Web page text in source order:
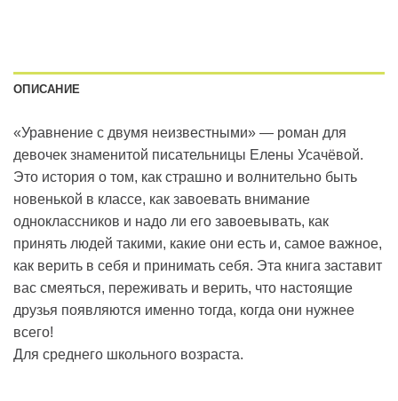
ОПИСАНИЕ
«Уравнение с двумя неизвестными» — роман для
девочек знаменитой писательницы Елены Усачёвой.
Это история о том, как страшно и волнительно быть
новенькой в классе, как завоевать внимание
одноклассников и надо ли его завоевывать, как
принять людей такими, какие они есть и, самое важное,
как верить в себя и принимать себя. Эта книга заставит
вас смеяться, переживать и верить, что настоящие
друзья появляются именно тогда, когда они нужнее
всего!
Для среднего школьного возраста.